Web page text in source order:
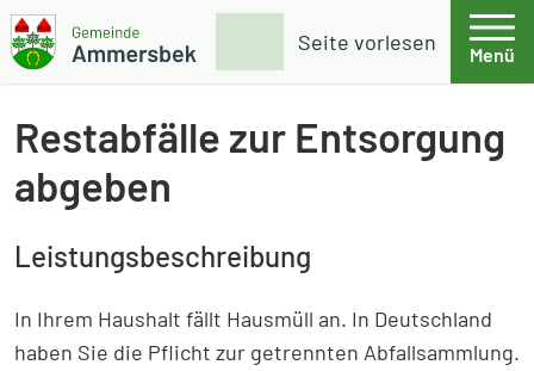
Weiter zum Inhalt
Skip to footer
Seite vorlesen
Suche
Menü
Restabfälle zur Entsorgung
abgeben
Leistungsbeschreibung
In Ihrem Haushalt fällt Hausmüll an. In Deutschland
haben Sie die Pflicht zur getrennten Abfallsammlung.